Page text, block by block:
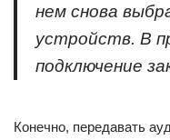
нем снова
устройств. В
подключение
Конечно, передавать